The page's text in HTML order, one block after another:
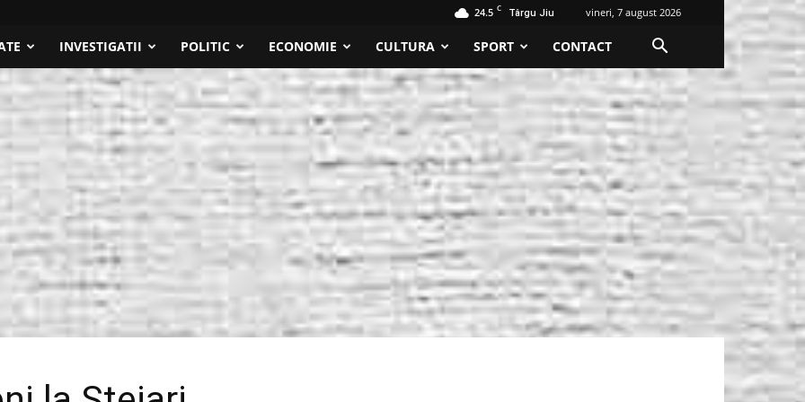
24.5 C Târgu Jiu vineri, 7 august 2026
INVESTIGATII POLITIC ECONOMIE CULTURA SPORT CONTACT